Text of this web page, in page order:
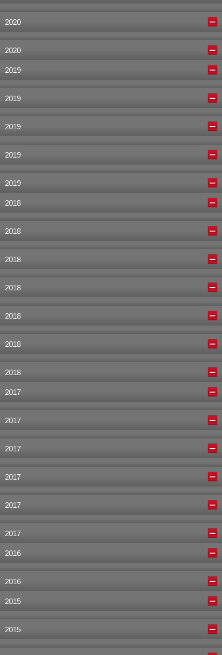
2020
2020
2019
2019
2019
2019
2019
2018
2018
2018
2018
2018
2018
2018
2017
2017
2017
2017
2017
2017
2016
2016
2015
2015